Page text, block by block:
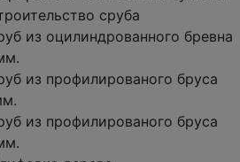
сруба
из оцилиндрованного бревна
из профилированого бруса
из профилированого бруса